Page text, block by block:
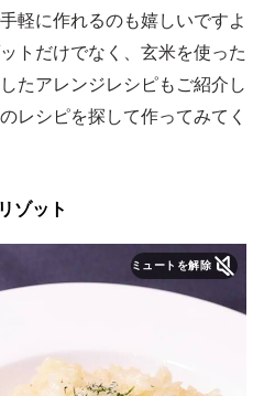
軽に作れるのも嬉しいですよ
トだけでなく、玄米を使った
たアレンジレシピもご紹介し
レシピを探して作ってみてく
ゾット
ミュートを解除